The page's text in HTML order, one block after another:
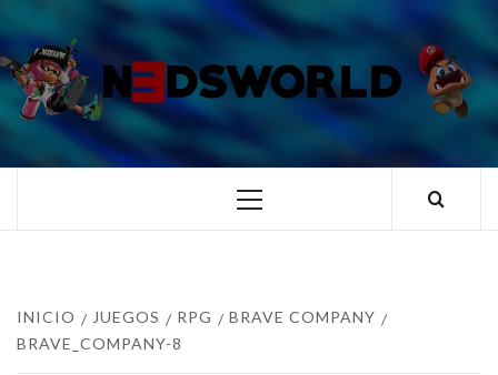
al
contenido
TUS ESPECIALISTAS EN NINTENDO
Menú
INICIO JUEGOS RPG
BRAVE COMPANY
BRAVE_COMPANY-8